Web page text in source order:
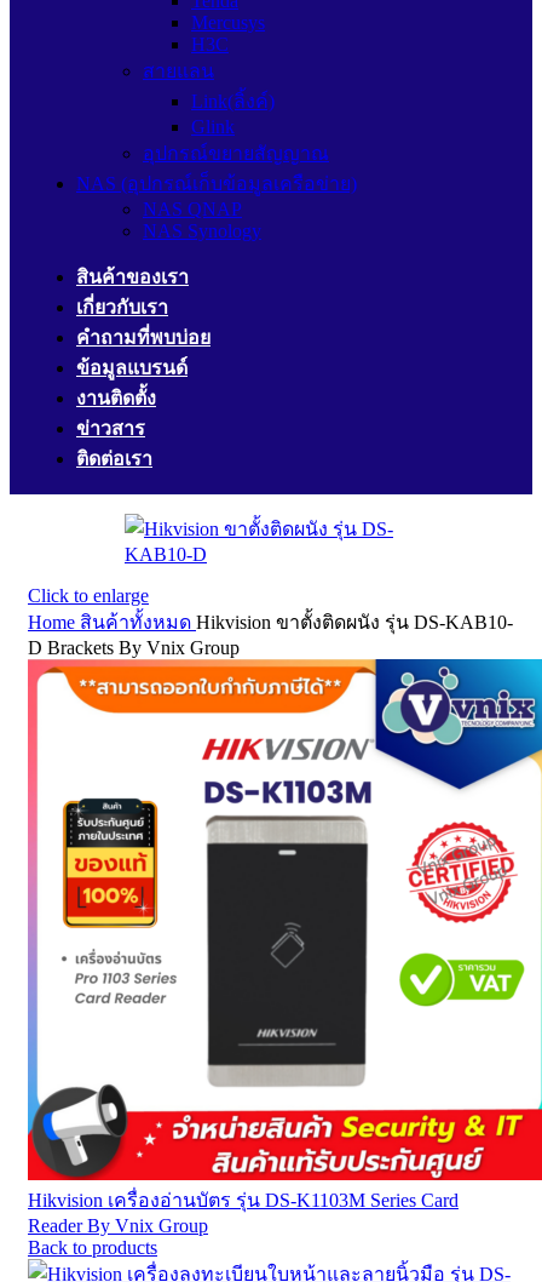
Mercusys
H3C
สายแลน
Link(ลิ้งค์)
Glink
อุปกรณ์ขยายสัญญาณ
NAS (อุปกรณ์เก็บข้อมูลเครือข่าย)
NAS QNAP
NAS Synology
สินค้าของเรา
เกี่ยวกับเรา
คำถามที่พบบ่อย
ข้อมูลแบรนด์
งานติดตั้ง
ข่าวสาร
ติดต่อเรา
Click to enlarge
Home สินค้าทั้งหมด Hikvision ขาตั้งติดผนัง รุ่น DS-KAB10-
D Brackets By Vnix Group
Hikvision เครื่องอ่านบัตร รุ่น DS-K1103M Series Card
Reader By Vnix Group
Back to products